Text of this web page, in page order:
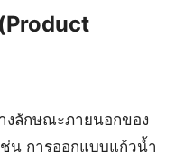
(Product
งลักษณะภายนอกของ
น การออกแบบแก้วน้ำ